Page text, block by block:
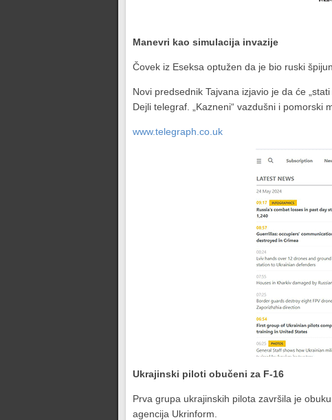
Manevri kao simulacija invazije
Čovek iz Eseksa optužen da je bio ruski
Novi predsednik Tajvana izjavio je da će
Dejli telegraf. „Kazneni“ vazdušni i pomorski
www.telegraph.co.uk
Ukrajinski piloti obučeni za F-16
Prva grupa ukrajinskih pilota završila je
agencija Ukrinform.